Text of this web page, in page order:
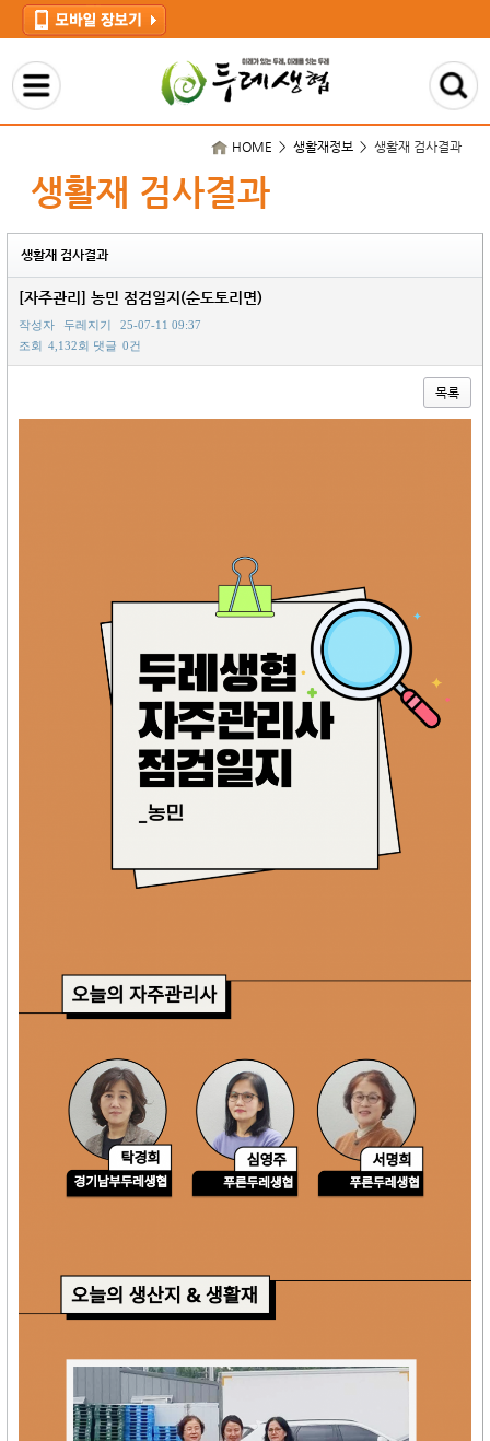
생활재 검사결과
HOME > 생활재정보 > 생활재 검사결과
생활재 검사결과
[자주관리] 농민 점검일지(순도토리면)
작성자 두레지기
25-07-11 09:37
조회 4,132회 댓글 0건
목록